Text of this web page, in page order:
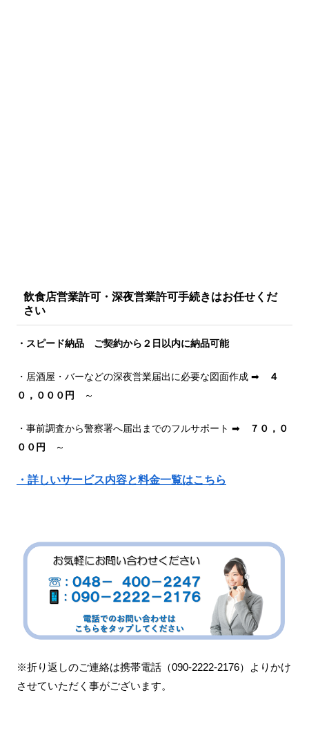
飲食店営業許可・深夜営業許可手続きはお任せくだ
さい
・スピード納品 ご契約から２日以内に納品可能
・居酒屋・バーなどの深夜営業届出に必要な図面作成 ➡
４
０，０００円
～
・事前調査から警察署へ届出までのフルサポート ➡
７０，０
００円
～
・詳しいサービス内容と料金一覧はこちら
※折り返しのご連絡は携帯電話（090-2222-2176）よりかけ
させていただく事がございます。